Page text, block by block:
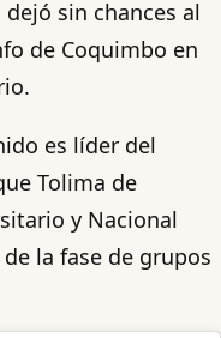
sin chances al
de Coquimbo en
es líder del
Tolima de
y Nacional
la fase de grupos